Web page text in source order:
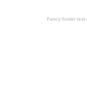
Fancy footer